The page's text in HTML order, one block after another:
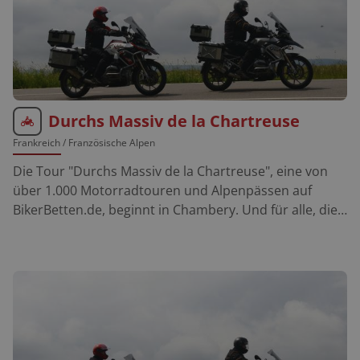
Durchs Massiv de la Chartreuse
Frankreich/ Französische Alpen
Die Tour "Durchs Massiv de la Chartreuse", eine von
über 1.000 Motorradtouren und Alpenpässen auf
BikerBetten.de, beginnt in Chambery. Und für alle, die
Weitere Motorradtouren in den Französischen Alpen
des Grandes Alpes Karte. Col du Granier : Der 1.134